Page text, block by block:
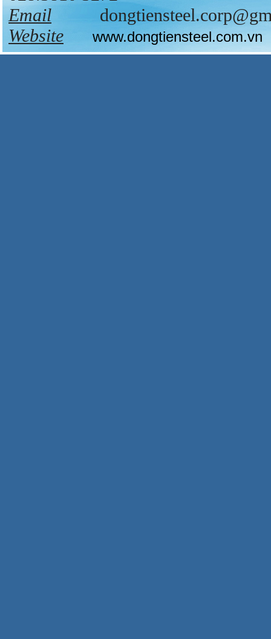
Email
Website
www.dongtiensteel.com.vn